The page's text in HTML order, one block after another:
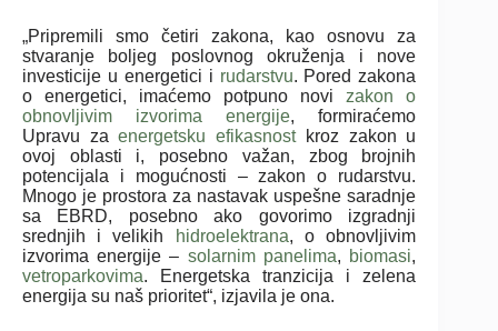
„Pripremili smo četiri zakona, kao osnovu za
stvaranje boljeg poslovnog okruženja i nove
investicije u energetici i rudarstvu. Pored zakona
o energetici, imaćemo potpuno novi zakon o
obnovljivim izvorima energije, formiraćemo
Upravu zaenergetsku efikasnostkroz zakon u
ovoj oblasti i, posebno važan, zbog brojnih
potencijala i mogućnosti – zakon o rudarstvu.
Mnogo je prostora za nastavak uspešne saradnje
sa EBRD, posebno ako govorimo izgradnji
srednjih i velikih
hidroelektrana, o obnovljivim
izvorima energije – solarnim panelima, biomasi,
vetroparkovima. Energetska tranzicija i zelena
energija su naš prioritet“, izjavila je ona.